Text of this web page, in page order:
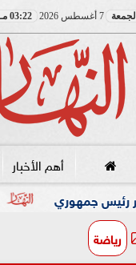
الجمعة 7 أغسطس 2026 03:22 مـ
أهم الأخبار
انتشار الأبراص
رياضة